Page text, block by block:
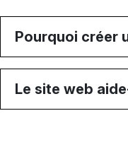
Pourquoi créer
Le site web